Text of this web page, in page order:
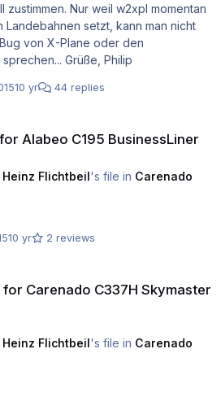
weil w2xpl momentan
Landebahnen setzt, kann man nicht
von X-Plane oder den
Airportentwicklern sprechen... Grüße, Philip
10 yr 44 replies
Alabeo C195 BusinessLiner
Heinz Flichtbeil's file in Carenado
10 yr 2 reviews
for Carenado C337H Skymaster
Heinz Flichtbeil's file in Carenado